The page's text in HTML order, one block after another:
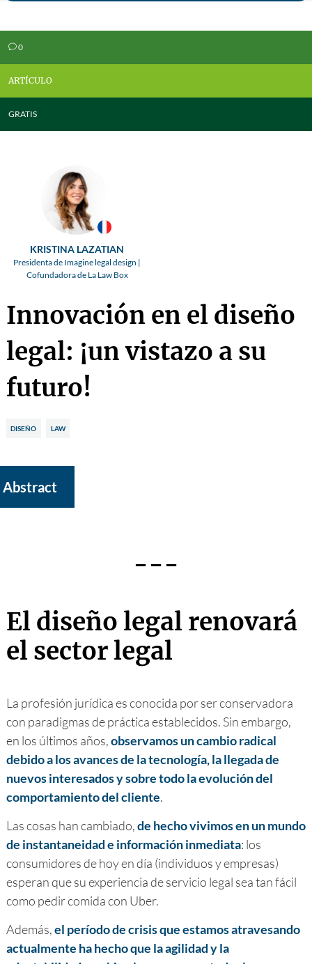
v0
ARTÍCULO
GRATIS
KRISTINA LAZATIAN
Presidenta de Imagine legal design |
Cofundadora de La Law Box
Innovación en el diseño
legal: ¡un vistazo a su
futuro!
DISEÑO LAW
Abstract
---
El diseño legal renovará
el sector legal
La profesión jurídica es conocida por ser conservadora
con paradigmas de práctica establecidos. Sin embargo,
en los últimos años,observamos un cambio radical
debido a los avances de la tecnología, la llegada de
nuevos interesados y sobre todo la evolución del
comportamiento del cliente.
Las cosas han cambiado,de hecho vivimos en un mundo
de instantaneidad e información inmediata: los
consumidores de hoy en día (individuos y empresas)
esperan que su experiencia de servicio legal sea tan fácil
como pedir comida con Uber.
Además,el período de crisis que estamos atravesando
actualmente ha hecho que la agilidad y la